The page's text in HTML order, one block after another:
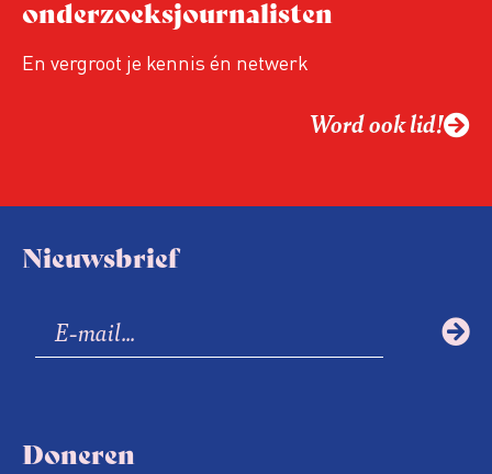
onderzoeksjournalisten
En vergroot je kennis én netwerk
Word ook lid!
Nieuwsbrief
Doneren